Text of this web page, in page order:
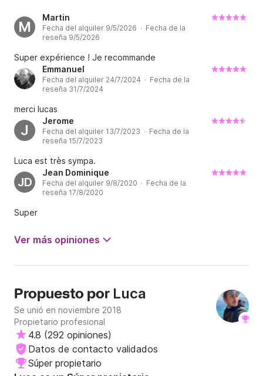
M
Martin
Fecha del alquiler 9/5/2026 · Fecha de la
reseña 9/5/2026
Super expérience ! Je recommande
Emmanuel
Fecha del alquiler 24/7/2024 · Fecha de la
reseña 31/7/2024
merci lucas
J
Jerome
Fecha del alquiler 13/7/2023 · Fecha de la
reseña 15/7/2023
Luca est très sympa.
JD
Jean Dominique
Fecha del alquiler 9/8/2020 · Fecha de la
reseña 17/8/2020
Super
Ver más opiniones
Propuesto por Luca
Se unió en noviembre 2018
Propietario profesional
4.8 (292 opiniones)
Datos de contacto validados
Súper propietario